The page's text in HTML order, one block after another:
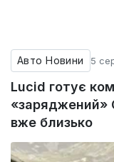
Авто Новини 5
Lucid готує
«заряджений»
вже близько